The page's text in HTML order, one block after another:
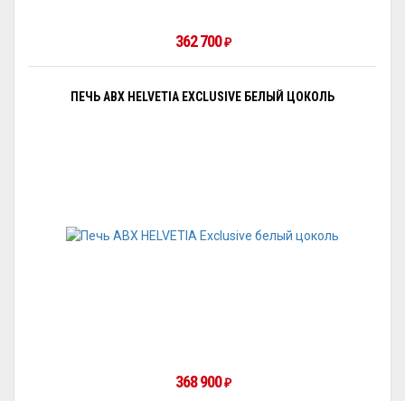
362 700₽
ПЕЧЬ ABX HELVETIA EXCLUSIVE БЕЛЫЙ ЦОКОЛЬ
368 900₽